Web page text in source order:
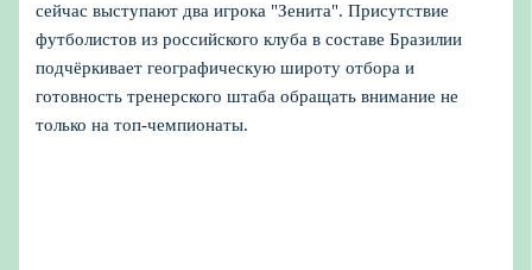
сейчас выступают два игрока "Зенита". Присутствие
футболистов из российского клуба в составе Бразилии
подчёркивает географическую широту отбора и
готовность тренерского штаба обращать внимание не
только на топ-чемпионаты.